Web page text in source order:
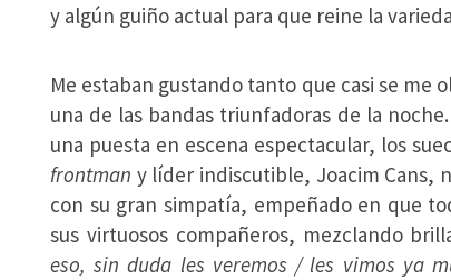
y algún guiño actual para que reine la
Me estaban gustando tanto que casi se me
una de las bandas triunfadoras de la
una puesta en escena espectacular, los
frontman y líder indiscutible, Joacim Cans,
con su gran simpatía, empeñado en que
sus virtuosos compañeros, mezclando
eso, sin duda les veremos / les vimos ya